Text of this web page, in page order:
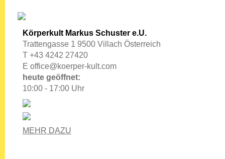
Körperkult Markus Schuster e.U.
Trattengasse 1 9500 Villach Österreich
T +43 4242 27420
E office@koerper-kult.com
heute geöffnet:
10:00 - 17:00 Uhr
MEHR DAZU